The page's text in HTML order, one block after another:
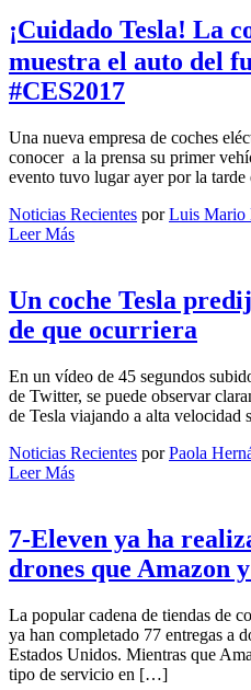
¡Cuidado Tesla! La
muestra el auto del
#CES2017
Una nueva empresa de coches
conocer a la prensa su primer
evento tuvo lugar ayer por la
Noticias Recientes porLuis Mario
Leer Más
Un coche Tesla
de que ocurriera
En un vídeo de 45 segundos
de Twitter, se puede observar
de Tesla viajando a alta
Noticias Recientes porPaola
Leer Más
7-Eleven ya ha
drones que Amazon
La popular cadena de tiendas de
ya han completado 77 entregas a
Estados Unidos. Mientras que
tipo de servicio en […]